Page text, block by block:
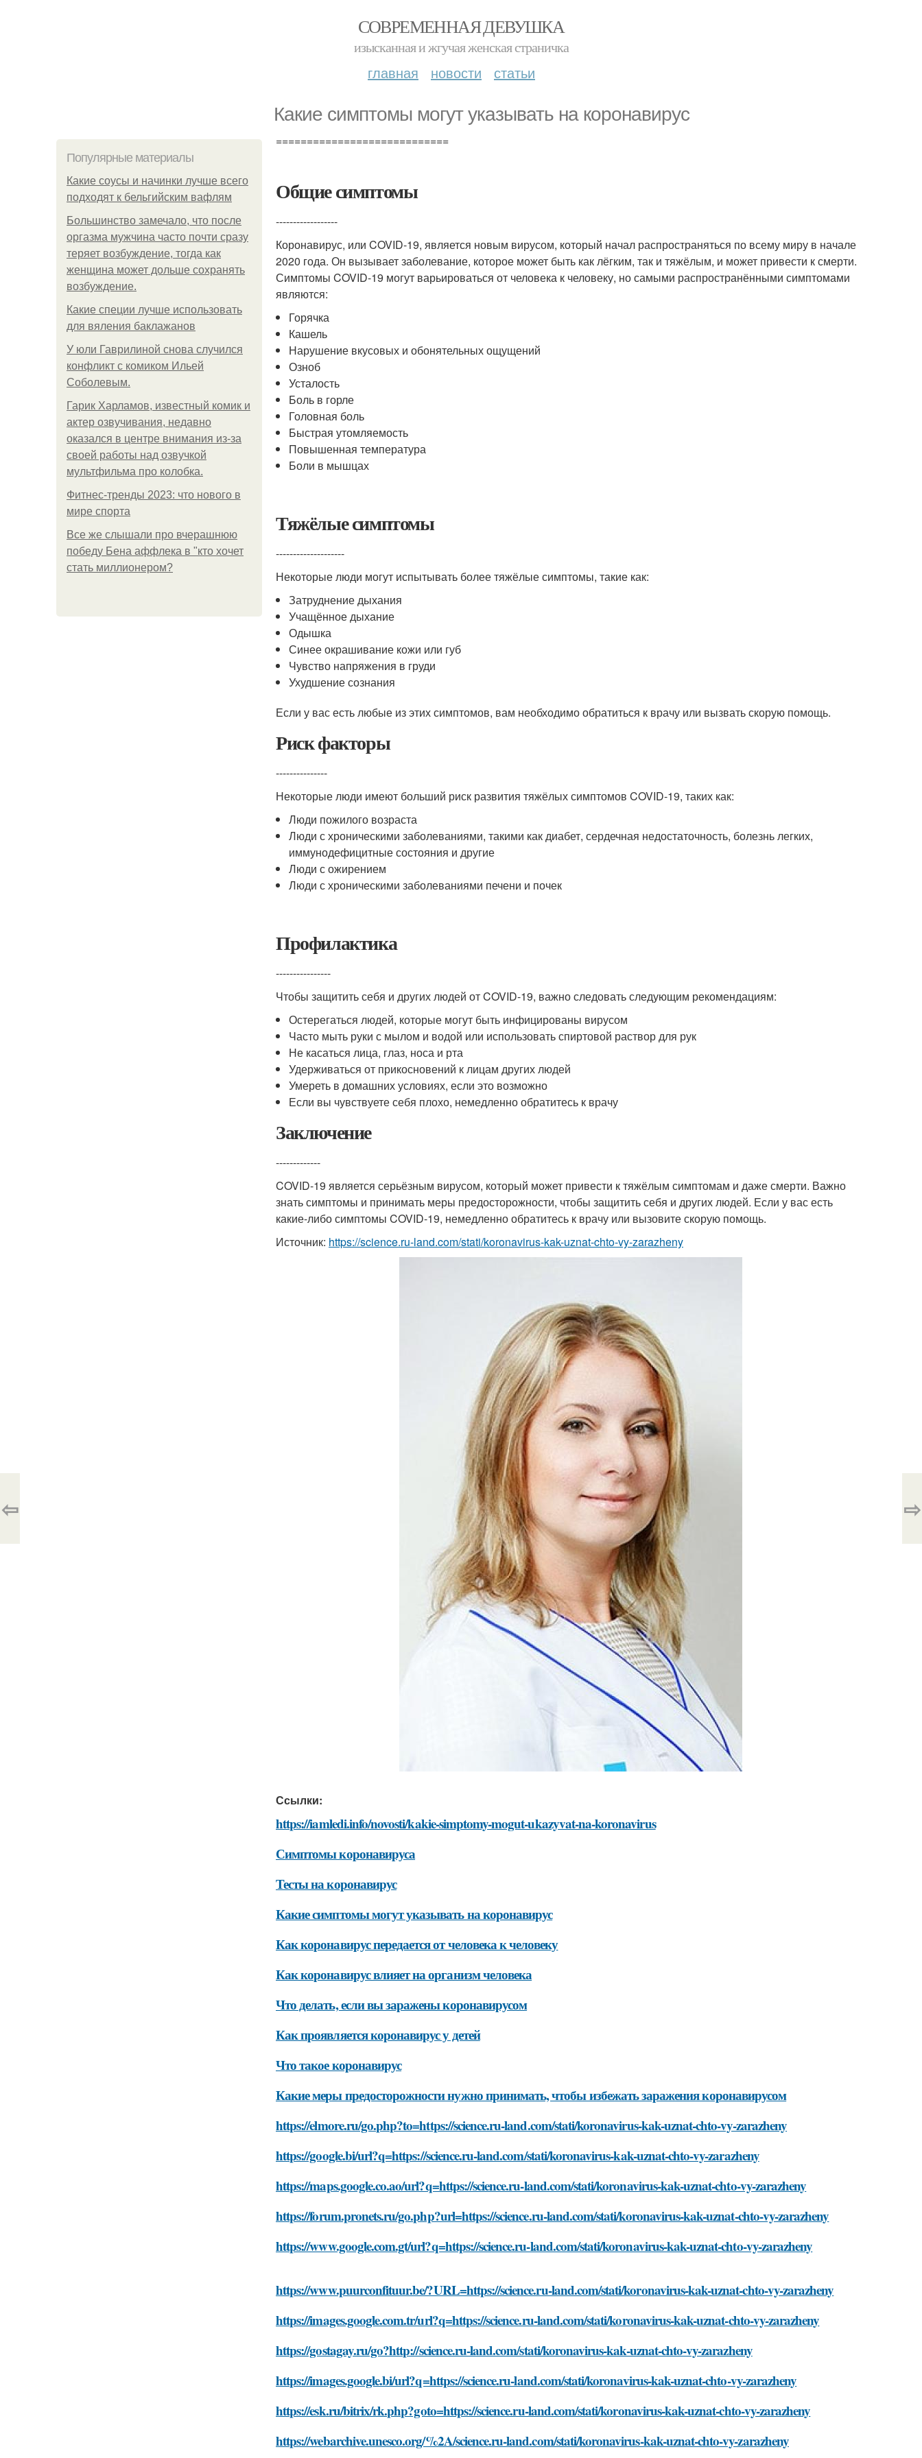
СОВРЕМЕННАЯ ДЕВУШКА
изысканная и жгучая женская страничка
главная новости статьи
Какие симптомы могут указывать на коронавирус
Популярные материалы
Какие соусы и начинки лучше всего
подходят к бельгийским вафлям
Большинство замечало, что после
оргазма мужчина часто почти сразу
теряет возбуждение, тогда как
женщина может дольше сохранять
возбуждение.
Какие специи лучше использовать
для вяления баклажанов
У юли Гаврилиной снова случился
конфликт с комиком Ильей
Соболевым.
Гарик Харламов, известный комик и
актер озвучивания, недавно
оказался в центре внимания из-за
своей работы над озвучкой
мультфильма про колобка.
Фитнес-тренды 2023: что нового в
мире спорта
Все же слышали про вчерашнюю
победу Бена аффлека в "кто хочет
стать миллионером?
============================
Общие симптомы
------------------
Коронавирус, или COVID-19, является новым вирусом, который начал распространяться по всему миру в начале
2020 года. Он вызывает заболевание, которое может быть как лёгким, так и тяжёлым, и может привести к смерти.
Симптомы COVID-19 могут варьироваться от человека к человеку, но самыми распространёнными симптомами
являются:
Горячка
Кашель
Нарушение вкусовых и обонятельных ощущений
Озноб
Усталость
Боль в горле
Головная боль
Быстрая утомляемость
Повышенная температура
Боли в мышцах
Тяжёлые симптомы
--------------------
Некоторые люди могут испытывать более тяжёлые симптомы, такие как:
Затруднение дыхания
Учащённое дыхание
Одышка
Синее окрашивание кожи или губ
Чувство напряжения в груди
Ухудшение сознания
Если у вас есть любые из этих симптомов, вам необходимо обратиться к врачу или вызвать скорую помощь.
Риск факторы
---------------
Некоторые люди имеют больший риск развития тяжёлых симптомов COVID-19, таких как:
Люди пожилого возраста
Люди с хроническими заболеваниями, такими как диабет, сердечная недостаточность, болезнь легких,
иммунодефицитные состояния и другие
Люди с ожирением
Люди с хроническими заболеваниями печени и почек
Профилактика
----------------
Чтобы защитить себя и других людей от COVID-19, важно следовать следующим рекомендациям:
Остерегаться людей, которые могут быть инфицированы вирусом
Часто мыть руки с мылом и водой или использовать спиртовой раствор для рук
Не касаться лица, глаз, носа и рта
Удерживаться от прикосновений к лицам других людей
Умереть в домашних условиях, если это возможно
Если вы чувствуете себя плохо, немедленно обратитесь к врачу
Заключение
-------------
COVID-19 является серьёзным вирусом, который может привести к тяжёлым симптомам и даже смерти. Важно
знать симптомы и принимать меры предосторожности, чтобы защитить себя и других людей. Если у вас есть
какие-либо симптомы COVID-19, немедленно обратитесь к врачу или вызовите скорую помощь.
Источник: https://science.ru-land.com/stati/koronavirus-kak-uznat-chto-vy-zarazheny
Ссылки:
https://iamledi.info/novosti/kakie-simptomy-mogut-ukazyvat-na-koronavirus
Симптомы коронавируса
Тесты на коронавирус
Какие симптомы могут указывать на коронавирус
Как коронавирус передается от человека к человеку
Как коронавирус влияет на организм человека
Что делать, если вы заражены коронавирусом
Как проявляется коронавирус у детей
Что такое коронавирус
Какие меры предосторожности нужно принимать, чтобы избежать заражения коронавирусом
https://elmore.ru/go.php?to=https://science.ru-land.com/stati/koronavirus-kak-uznat-chto-vy-zarazheny
https://google.bi/url?q=https://science.ru-land.com/stati/koronavirus-kak-uznat-chto-vy-zarazheny
https://maps.google.co.ao/url?q=https://science.ru-land.com/stati/koronavirus-kak-uznat-chto-vy-zarazheny
https://forum.pronets.ru/go.php?url=https://science.ru-land.com/stati/koronavirus-kak-uznat-chto-vy-zarazheny
https://www.google.com.gt/url?q=https://science.ru-land.com/stati/koronavirus-kak-uznat-chto-vy-zarazheny
https://www.puurconfituur.be/?URL=https://science.ru-land.com/stati/koronavirus-kak-uznat-chto-vy-zarazheny
https://images.google.com.tr/url?q=https://science.ru-land.com/stati/koronavirus-kak-uznat-chto-vy-zarazheny
https://gostagay.ru/go?http://science.ru-land.com/stati/koronavirus-kak-uznat-chto-vy-zarazheny
https://images.google.bi/url?q=https://science.ru-land.com/stati/koronavirus-kak-uznat-chto-vy-zarazheny
https://esk.ru/bitrix/rk.php?goto=https://science.ru-land.com/stati/koronavirus-kak-uznat-chto-vy-zarazheny
https://webarchive.unesco.org/%2A/science.ru-land.com/stati/koronavirus-kak-uznat-chto-vy-zarazheny
⇦ ⇨